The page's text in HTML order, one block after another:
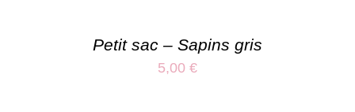
Petit sac – Sapins gris
5,00 €